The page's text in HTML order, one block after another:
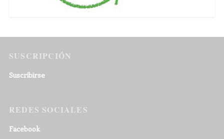
SUSCRIPCIÓN
Suscribirse
REDES SOCIALES
Facebook